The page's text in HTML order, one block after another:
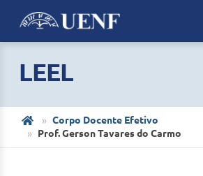
LEEL
Corpo Docente Efetivo
Prof. Gerson Tavares do Carmo